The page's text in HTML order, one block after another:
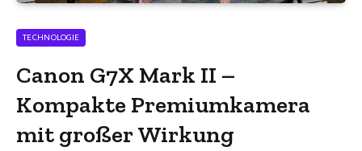
TECHNOLOGIE
Canon G7X Mark II –
Kompakte Premiumkamera
mit großer Wirkung